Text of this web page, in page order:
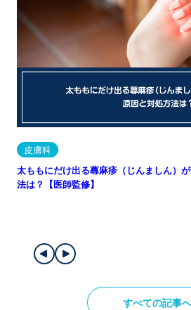
皮膚科
太ももにだけ出る蕁麻疹（じんましん）
法は？【医師監修】
すべての記事へ